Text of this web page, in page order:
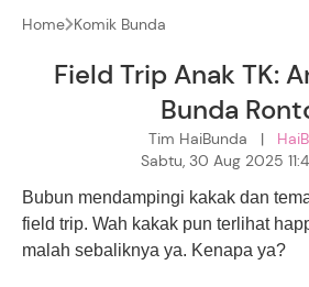
Home Komik Bunda
Field Trip Anak TK:
Bunda
Tim HaiBunda |
Sabtu, 30 Aug 2025
Bubun mendampingi kakak dan
field trip. Wah kakak pun terlihat
malah sebaliknya ya. Kenapa ya?